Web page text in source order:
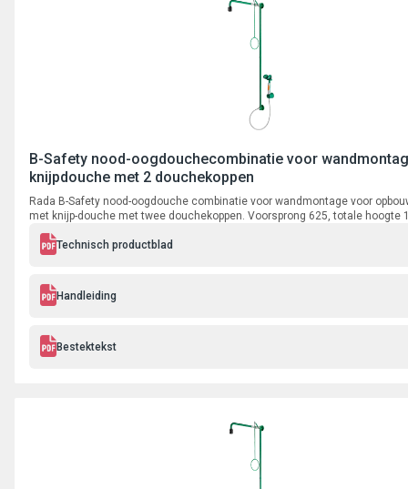
B-Safety nood-oogdouchecombinatie voor
knijpdouche met 2 douchekoppen
Rada B-Safety nood-oogdouche combinatie voor wandmontage voor
met knijp-douche met twee douchekoppen. Voorsprong 625, totale hoogte
lengte trekstang 700 mm, aansluiting ¾" binnendraad.
Technisch productblad
Handleiding
Bestektekst